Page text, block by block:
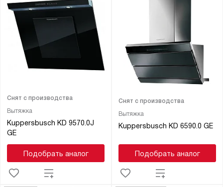
Вытяжка
Kuppersbusch KD 9570.0J
GE
Снят с производства
Подобрать аналог
Вытяжка
Kuppersbusch KD 6590.0 GE
Снят с производства
Подобрать аналог